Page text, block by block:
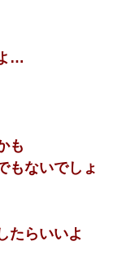
…
も
もないでしょ
たらいいよ